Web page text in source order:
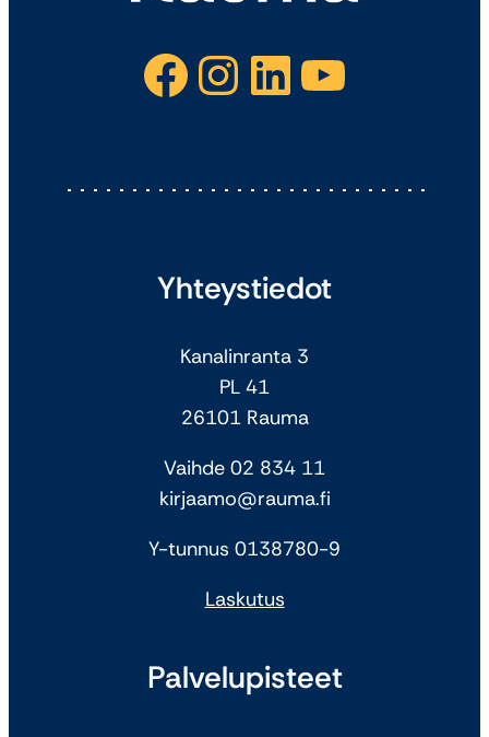
Facebook Instagram LinkedIn YouTube
Yhteystiedot
Kanalinranta 3
PL 41
26101 Rauma
Vaihde 02 834 11
kirjaamo@rauma.fi
Y-tunnus 0138780-9
Laskutus
Palvelupisteet